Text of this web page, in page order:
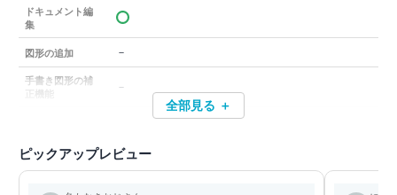
ドキュメント編
集
図形の追加 －
手書き図形の補
－
全部見る ＋
ピックアップレビュー